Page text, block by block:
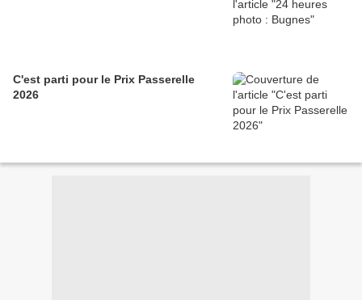
C'est parti pour le Prix Passerelle
2026